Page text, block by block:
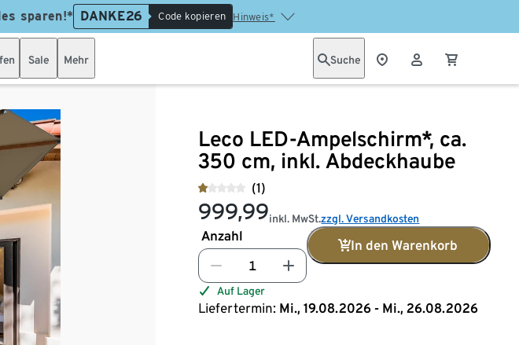
sparen!* DANKE26 Code kopieren Hinweis*
Sale Mehr Suche
Leco LED-Ampelschirm*, ca.
350 cm, inkl. Abdeckhaube
(1)
999,99inkl. MwSt.zzgl. Versandkosten
Anzahl
In den Warenkorb
Auf Lager
Liefertermin: Mi., 19.08.2026 - Mi., 26.08.2026